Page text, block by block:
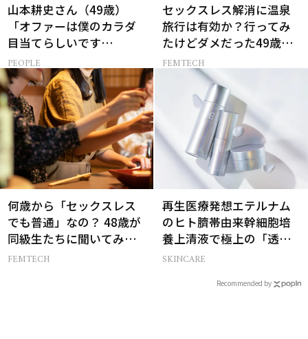
山本耕史さん（49歳）
「オファーは僕のカラダ
目当てらしいです
（笑）」全編英語ミュー
ジカルへの挑戦
PEOPLE
セックスレス解消に温泉
旅行は有効か？行ってみ
たけどダメだった49歳妻
の「思わぬ収穫」
FEMTECH
何歳から「セックスレス
でも普通」なの？ 48歳が
同級生たちに聞いてみた
ら…
FEMTECH
再生医療発想エテルナム
のヒト臍帯由来幹細胞培
養上清液で極上の「透明
感ハリ肌」へ
SKINCARE
Recommended by